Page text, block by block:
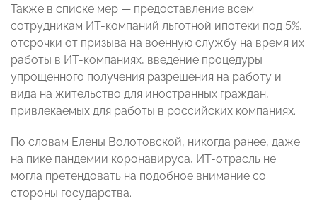
Также в списке мер — предоставление всем
сотрудникам ИТ-компаний льготной ипотеки под 5%,
отсрочки от призыва на военную службу на время их
работы в ИТ-компаниях, введение процедуры
упрощенного получения разрешения на работу и
вида на жительство для иностранных граждан,
привлекаемых для работы в российских компаниях.
По словам Елены Волотовской, никогда ранее, даже
на пике пандемии коронавируса, ИТ-отрасль не
могла претендовать на подобное внимание со
стороны государства.